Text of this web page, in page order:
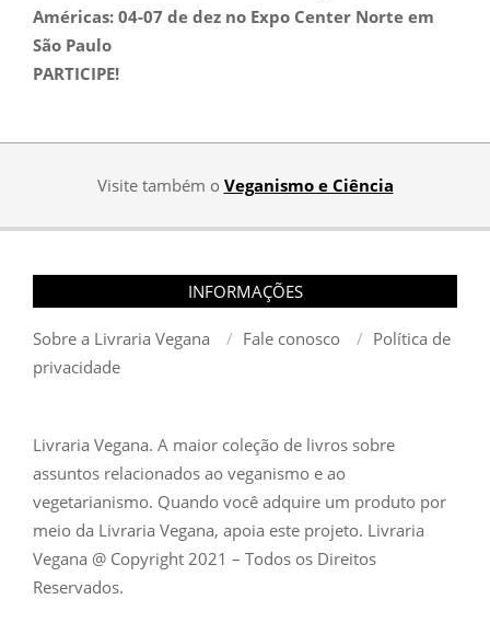
Américas: 04-07 de dez no Expo Center Norte em
São Paulo
PARTICIPE!
Visite também o Veganismo e Ciência
INFORMAÇÕES
Sobre a Livraria Vegana Fale conosco
Política de
privacidade
Livraria Vegana. A maior coleção de livros sobre
assuntos relacionados ao veganismo e ao
vegetarianismo. Quando você adquire um produto por
meio da Livraria Vegana, apoia este projeto. Livraria
Vegana @ Copyright 2021 – Todos os Direitos
Reservados.